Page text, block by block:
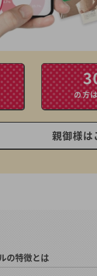
の方
親御様は
の特徴とは